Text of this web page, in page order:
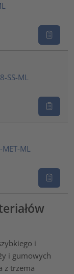
SS-ML
ML
i
i gumowych
z trzema